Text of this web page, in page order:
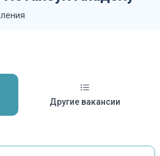
Другие вакансии